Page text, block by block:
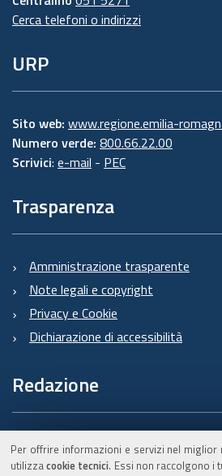
Per offrire informazioni e servizi nel
utilizzacookie tecnici. Essi non raccolgono i
Cerca telefoni o indirizzi
URP
Sito web: www.regione.emilia-
Numero verde: 800.66.22.00
Scrivici: e-mail - PEC
Trasparenza
Amministrazione trasparente
Note legali e copyright
Privacy e Cookie
Dichiarazione di accessibilità
Redazione
Informazioni sul Burert
e contatti